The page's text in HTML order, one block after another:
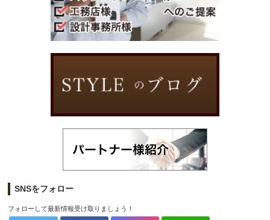
SNSをフォロー
フォローして最新情報受け取りましょう！